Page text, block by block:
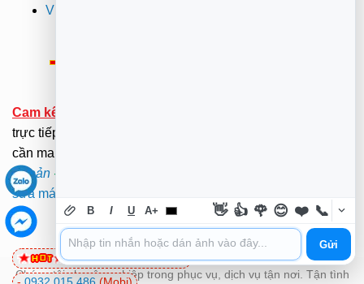
Vi tính Trường Thịnh
Cam kết:
trực tiếp của Khách hàng.(Hãy ở nhà gọi dịch vụ không
cần mang ra ngoài nắng mưa ). .
Khoản -
sửa máy tính quận tân bình
0981 81 32 72(Viettel)
Chúng tôi chuyên nghiệp trong phục vụ, dịch vụ tận nơi. Tận tình
B I U A+ 👋 👍 🌹 😊 ❤️ 📞
Gửi